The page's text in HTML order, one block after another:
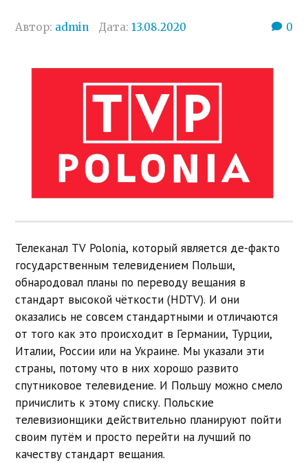
Автор: admin Дата:13.08.2020 0
Телеканал TV Polonia, который является де-факто
государственным телевидением Польши,
обнародовал планы по переводу вещания в
стандарт высокой чёткости (HDTV). И они
оказались не совсем стандартными и отличаются
от того как это происходит в Германии, Турции,
Италии, России или на Украине. Мы указали эти
страны, потому что в них хорошо развито
спутниковое телевидение. И Польшу можно смело
причислить к этому списку. Польские
телевизионщики действительно планируют пойти
своим путём и просто перейти на лучший по
качеству стандарт вещания.